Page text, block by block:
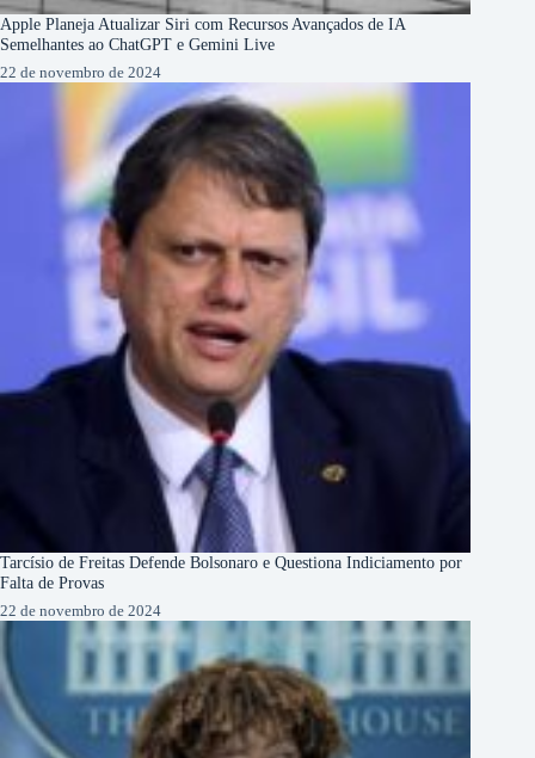
Apple Planeja Atualizar Siri com Recursos Avançados de IA
Semelhantes ao ChatGPT e Gemini Live
22 de novembro de 2024
Tarcísio de Freitas Defende Bolsonaro e Questiona Indiciamento por
Falta de Provas
22 de novembro de 2024